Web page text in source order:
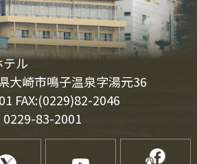
ル
大崎市鳴子温泉字湯元36
FAX:(0229)82-2046
0229-83-2001